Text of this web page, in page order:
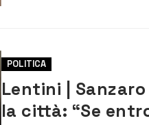
politici locali. ​...
POLITICA
Lentini |
la città: “Se